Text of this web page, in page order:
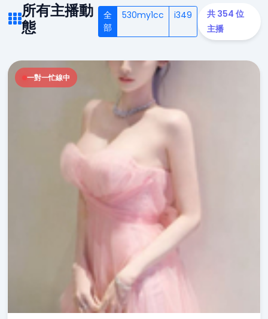
所有主播動
態
全
部
530my1cc i349
共 354 位
主播
一對一忙線中